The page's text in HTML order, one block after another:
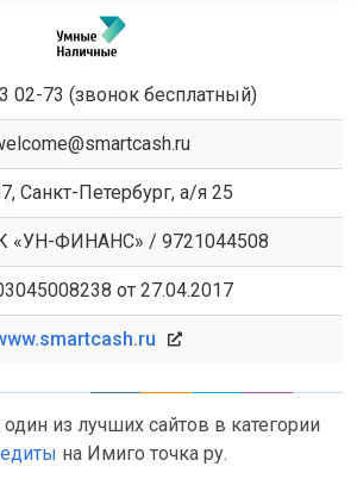
02-73 (звонок бесплатный)
Санкт-Петербург, а/я 25
«УН-ФИНАНС» / 9721044508
от 27.04.2017
один из лучших сайтов в категории
на Имиго точка ру.